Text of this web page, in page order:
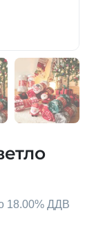
18.00% ДДВ